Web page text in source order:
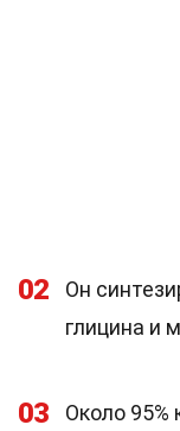
02
Он
глицина и
03
Около 95%